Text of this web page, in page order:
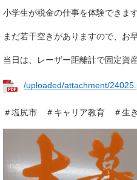
小学生が税金の仕事を体験できます
まだ若干空きがありますので、お
当日は、レーザー距離計で固定資
/uploaded/attachment/
＃塩尻市 ＃キャリア教育 ＃生